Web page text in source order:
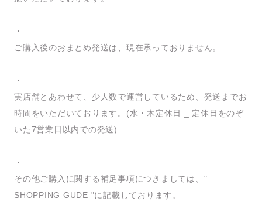
・
ご購入後のおまとめ発送は、現在承っておりません。
・
実店舗とあわせて、少人数で運営しているため、発送までお
時間をいただいております。(水・木定休日 _ 定休日をのぞ
いた7営業日以内での発送)
・
その他ご購入に関する補足事項につきましては、"
SHOPPING GUDE "に記載しております。